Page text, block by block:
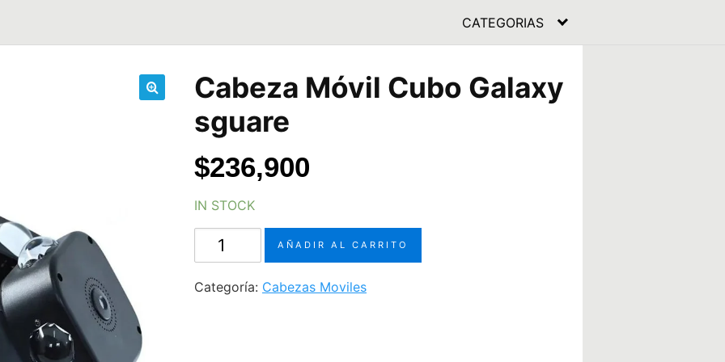
CATEGORIAS
Cabeza Móvil Cubo Galaxy
sguare
$236,900
IN STOCK
Cabeza
Móvil
Galaxy
AÑADIR AL CARRITO
Categoría: Cabezas Moviles